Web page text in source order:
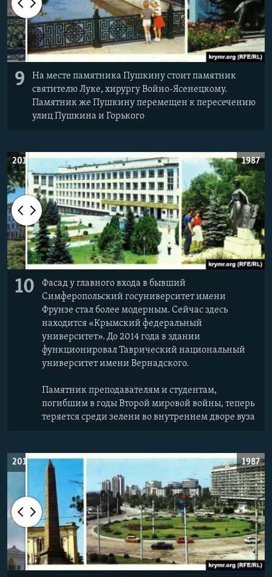
9
На месте памятника Пушкину стоит памятник
святителю Луке, хирургу Войно-Ясенецкому.
Памятник же Пушкину перемещен к пересечению
улиц Пушкина и Горького
2019 1987
10
Фасад у главного входа в бывший
Симферопольский госуниверситет имени
Фрунзе стал более модерным. Сейчас здесь
находится «Крымский федеральный
университет». До 2014 года в здании
функционировал Таврический национальный
университет имени Вернадского.
Памятник преподавателям и студентам,
погибшим в годы Второй мировой войны, теперь
теряется среди зелени во внутреннем дворе вуза
2019 1987